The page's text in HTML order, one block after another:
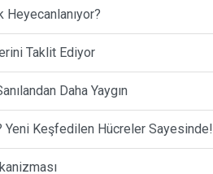
Taklit Ediyor
Daha Yaygın
Yeni Keşfedilen Hücreler Sayesinde!